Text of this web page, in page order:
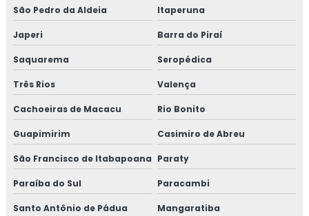
Isolamento de tanques
Isolamento de turbinas
Isolamento industrial
Isolamento lã de rocha
Isolamento lã de rocha preço m2
São Pedro da Aldeia Itaperuna
Japeri Barra do Piraí
Saquarema Seropédica
Três Rios Valença
Cachoeiras de Macacu Rio Bonito
Guapimirim Casimiro de Abreu
São Francisco de Itabapoana Paraty
Paraíba do Sul Paracambi
Santo Antônio de Pádua Mangaratiba